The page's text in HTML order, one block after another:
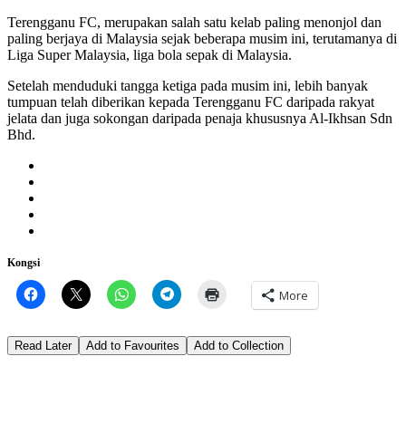
Terengganu FC, merupakan salah satu kelab paling menonjol dan
paling berjaya di Malaysia sejak beberapa musim ini, terutamanya di
Liga Super Malaysia, liga bola sepak di Malaysia.
Setelah menduduki tangga ketiga pada musim ini, lebih banyak
tumpuan telah diberikan kepada Terengganu FC daripada rakyat
jelata dan juga sokongan daripada penaja khususnya Al-Ikhsan Sdn
Bhd.
Kongsi
More
Read Later Add to Favourites Add to Collection